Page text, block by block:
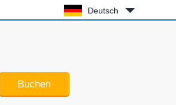
Deutsch
Buchen